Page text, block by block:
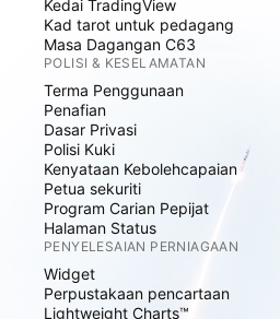
Kedai TradingView
Kad tarot untuk pedagang
Masa Dagangan C63
POLISI & KESELAMATAN
Terma Penggunaan
Penafian
Dasar Privasi
Polisi Kuki
Kenyataan Kebolehcapaian
Petua sekuriti
Program Carian Pepijat
Halaman Status
PENYELESAIAN PERNIAGAAN
Widget
Perpustakaan pencartaan
Lightweight Charts™